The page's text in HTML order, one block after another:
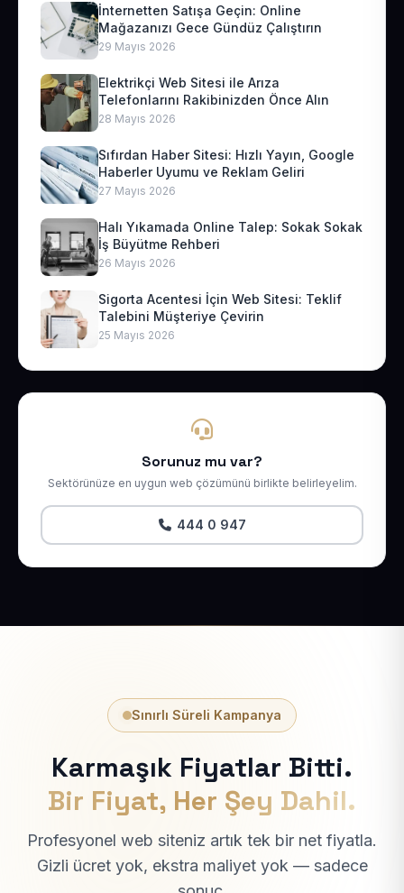
İnternetten Satışa Geçin: Online
Mağazanızı Gece Gündüz Çalıştırın
29 Mayıs 2026
Elektrikçi Web Sitesi ile Arıza
Telefonlarını Rakibinizden Önce Alın
28 Mayıs 2026
Sıfırdan Haber Sitesi: Hızlı Yayın, Google
Haberler Uyumu ve Reklam Geliri
27 Mayıs 2026
Halı Yıkamada Online Talep: Sokak Sokak
İş Büyütme Rehberi
26 Mayıs 2026
Sigorta Acentesi İçin Web Sitesi: Teklif
Talebini Müşteriye Çevirin
25 Mayıs 2026
Sorunuz mu var?
Sektörünüze en uygun web çözümünü birlikte belirleyelim.
444 0 947
Sınırlı Süreli Kampanya
Karmaşık Fiyatlar Bitti.
Bir Fiyat, Her Şey Dahil.
Profesyonel web siteniz artık tek bir net fiyatla.
Gizli ücret yok, ekstra maliyet yok — sadece